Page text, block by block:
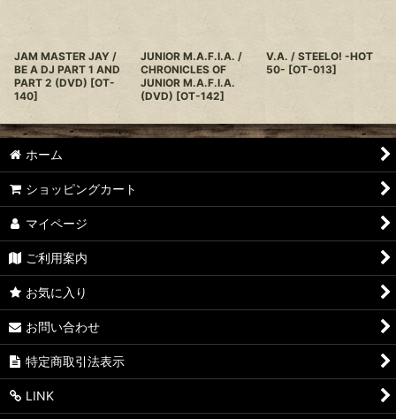
JAM MASTER JAY /
BE A DJ PART 1 AND
PART 2 (DVD) [OT-
140]
JUNIOR M.A.F.I.A. /
CHRONICLES OF
JUNIOR M.A.F.I.A.
(DVD) [OT-142]
V.A. / STEELO! -HOT
50- [OT-013]
ホーム
ショッピングカート
マイページ
ご利用案内
お気に入り
お問い合わせ
特定商取引法表示
LINK